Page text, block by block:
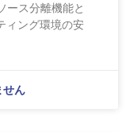
ース分離機能と
ィング環境の安
せん